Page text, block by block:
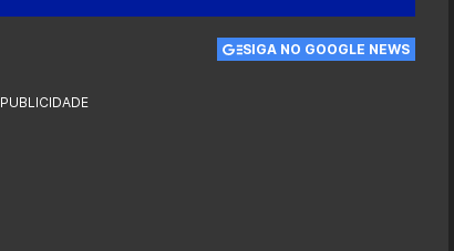
SIGA NO GOOGLE NEWS
PUBLICIDADE